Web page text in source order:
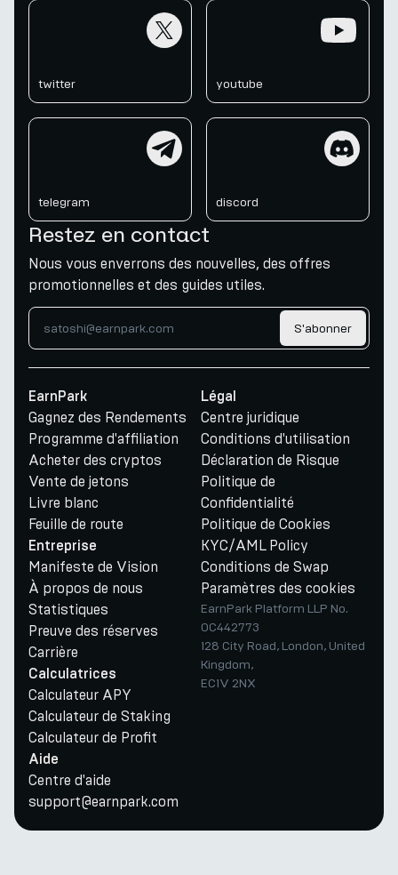
twitter youtube
telegram discord
Restez en contact
Nous vous enverrons des nouvelles, des offres
promotionnelles et des guides utiles.
S'abonner
EarnPark
Gagnez des Rendements
Programme d'affiliation
Acheter des cryptos
Vente de jetons
Livre blanc
Feuille de route
Entreprise
Manifeste de Vision
À propos de nous
Statistiques
Preuve des réserves
Carrière
Calculatrices
Calculateur APY
Calculateur de Staking
Calculateur de Profit
Aide
Centre d'aide
support@earnpark.com
Légal
Centre juridique
Conditions d'utilisation
Déclaration de Risque
Politique de
Confidentialité
Politique de Cookies
KYC/AML Policy
Conditions de Swap
Paramètres des cookies
EarnPark Platform LLP No.
OC442773
128 City Road, London, United
Kingdom,
EC1V 2NX